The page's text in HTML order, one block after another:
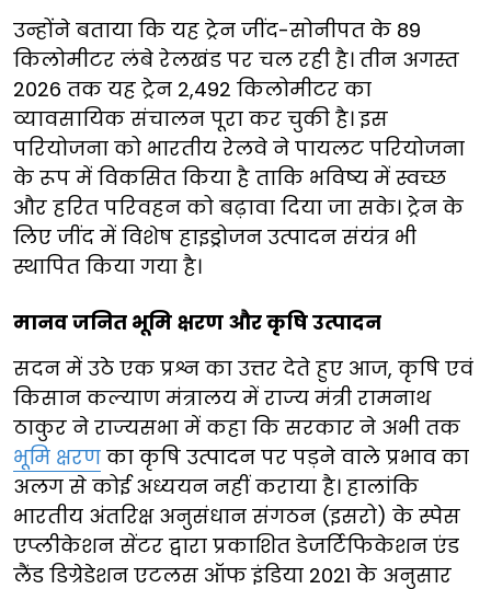
उन्होंने बताया कि यह ट्रेन जींद-सोनीपत के 89
किलोमीटर लंबे रेलखंड पर चल रही है। तीन अगस्त
2026 तक यह ट्रेन 2,492 किलोमीटर का
व्यावसायिक संचालन पूरा कर चुकी है। इस
परियोजना को भारतीय रेलवे ने पायलट परियोजना
के रूप में विकसित किया है ताकि भविष्य में स्वच्छ
और हरित परिवहन को बढ़ावा दिया जा सके। ट्रेन के
लिए जींद में विशेष हाइड्रोजन उत्पादन संयंत्र भी
स्थापित किया गया है।
मानव जनित भूमि क्षरण और कृषि उत्पादन
सदन में उठे एक प्रश्न का उत्तर देते हुए आज, कृषि एवं
किसान कल्याण मंत्रालय में राज्य मंत्री रामनाथ
ठाकुर ने राज्यसभा में कहा कि सरकार ने अभी तक
भूमि क्षरण का कृषि उत्पादन पर पड़ने वाले प्रभाव का
अलग से कोई अध्ययन नहीं कराया है। हालांकि
भारतीय अंतरिक्ष अनुसंधान संगठन (इसरो) के स्पेस
एप्लीकेशन सेंटर द्वारा प्रकाशित डेजर्टिफिकेशन एंड
लैंड डिग्रेडेशन एटलस ऑफ इंडिया 2021 के अनुसार